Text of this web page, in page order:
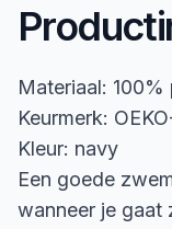
Materiaal: 100%
Keurmerk:
Kleur: navy
Een goede
wanneer je gaat